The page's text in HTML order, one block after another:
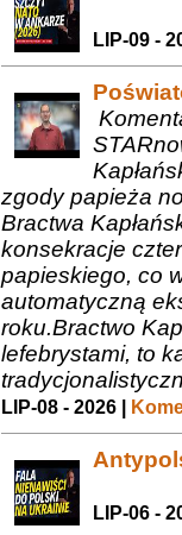
LIP-09 -
zgody papieża
Bractwa
konsekracje
papieskiego, co
automatyczną
roku.Bractwo
lefebrystami, to
LIP-08 - 2026 |
LIP-06 -